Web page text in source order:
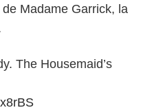
Madame Garrick, la
The Housemaid’s